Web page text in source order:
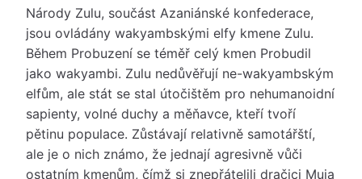
Národy Zulu, součást Azaniánské konfederace,
jsou ovládány wakyambskými elfy kmene Zulu.
Během Probuzení se téměř celý kmen Probudil
jako wakyambi. Zulu nedůvěřují ne-wakyambským
elfům, ale stát se stal útočištěm pro nehumanoidní
sapienty, volné duchy a měňavce, kteří tvoří
pětinu populace. Zůstávají relativně samotářští,
ale je o nich známo, že jednají agresivně vůči
ostatním kmenům, čímž si znepřátelili dračici Muja